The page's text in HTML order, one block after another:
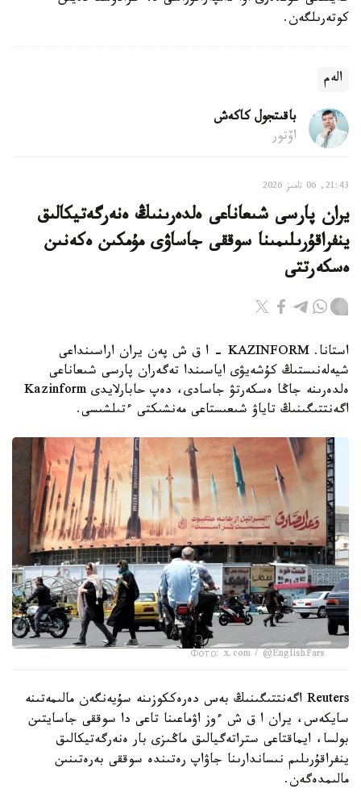
كوتەرىلگەن.
الەم
باقىتجول كاكەش
اۆتور
21:43, 06 تامىز 2026
يران پارسى شىعاناعى ەلدەرىنىڭ ەنەرگەتيكالىق
ينفراقۇرىلىمىنا سوققى جاساۋى مۇمكىن ەكەنىن
ەسكەرتتى
استانا. KAZINFORM - ا ق ش پەن يران اراسىنداعى
شيەلەنىستىڭ كۇشەيۋى اياسىندا تەگەران پارسى شىعاناعى
ەلدەرىنە جاڭا ەسكەرتۋ جاسادى، دەپ حابارلايدى Kazinform
اگەنتتىگىنىڭ تاياۋ شىعىستاعى مەنشىكتى ءتىلشىسى.
Фото: x.com / @EnglishFars
Reuters اگەنتتىگىنىڭ بەس دەرەككوزىنە سۇيەنگەن مالىمەتىنە
سايكەس، يران ا ق ش ءوز اۋماعىنا تاعى دا سوققى جاسايتىن
بولسا، ايماقتاعى ستراتەگيالىق ماڭىزى بار ەنەرگەتيكالىق
ينفراقۇرىلىم نىساندارىنا جاۋاپ رەتىندە سوققى بەرەتىنىن
مالىمدەگەن.